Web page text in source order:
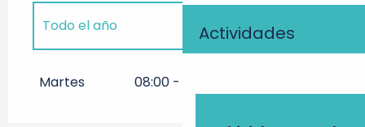
Actividades
Todo el año
Todo el año 2027
Martes 08:00 - 13:00